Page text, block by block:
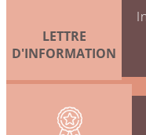
LETTRE
D'INFORMATION
Dans le cas
l’employeur,
euros.Il n’y
Le règlement